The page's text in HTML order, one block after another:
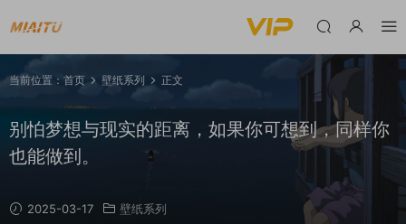
当前位置： 首页 壁纸系列 正文
别怕梦想与现实的距离，如果你可想到，同样你
也能做到。
2025-03-17 壁纸系列